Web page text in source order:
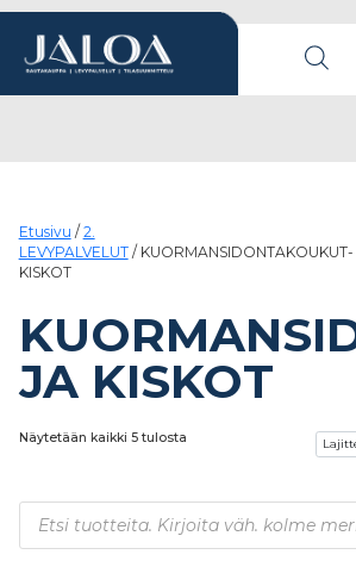
Products
Päävalikko
Etusivu / 2.
LEVYPALVELUT/ KUORMANSIDONTAKOUKUT-
KISKOT
JA KISKOT
Näytetään kaikki 5 tulosta
Products search